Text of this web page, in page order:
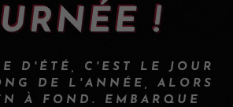
!
D'ÉTÉ, C'EST LE JOUR
DE L'ANNÉE, ALORS
À FOND. EMBARQUE